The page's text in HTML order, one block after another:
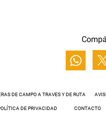
DE CAMPO A TRAVES Y DE RUTA
DE PRIVACIDAD CONTACTO